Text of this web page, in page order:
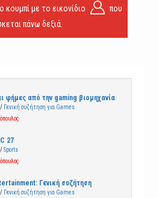
με το εικονίδιο
που
πάνω δεξιά.
φήμες από την gaming βιομηχανία
/ Γενική συζήτηση για Games
27
/Sports
Γενική συζήτηση
/ Γενική συζήτηση για Games